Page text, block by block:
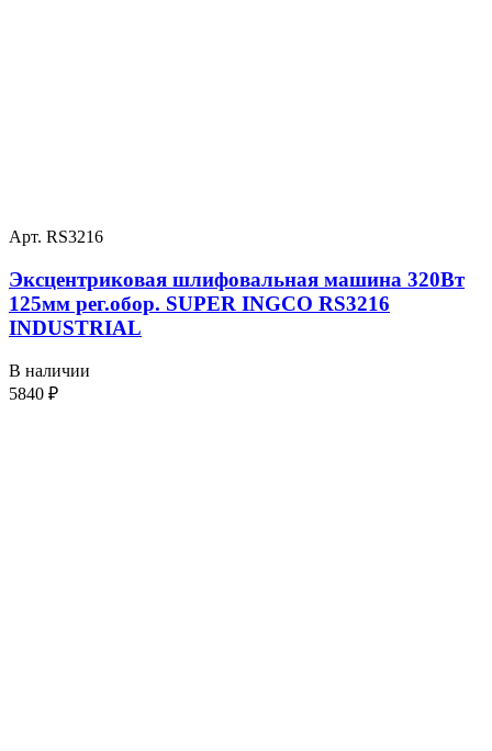
Арт. RS3216
Эксцентриковая шлифовальная машина 320Вт
125мм рег.обор. SUPER INGCO RS3216
INDUSTRIAL
В наличии
5840 ₽